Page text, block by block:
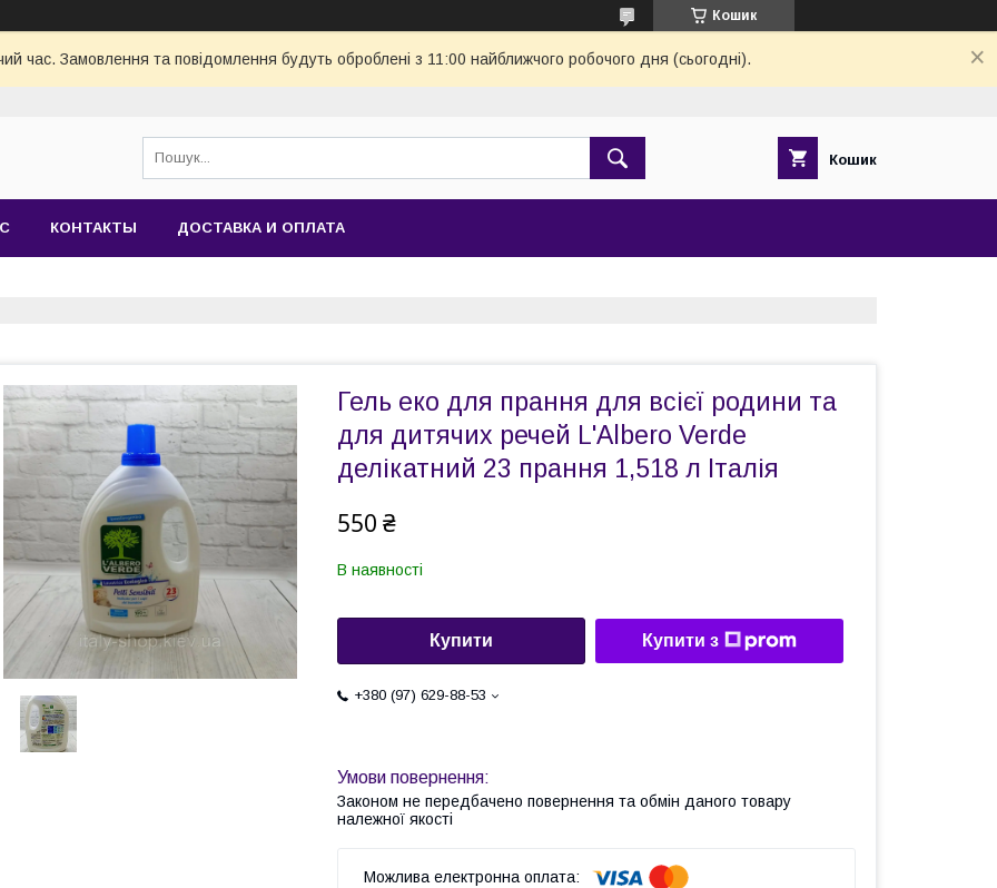
Кошик
час. Замовлення та повідомлення будуть оброблені з 11:00 найближчого робочого дня (сьогодні).
Кошик
КОНТАКТЫ ДОСТАВКА И ОПЛАТА
Гель еко для прання для всієї родини та
для дитячих речей L'Albero Verde
делікатний 23 прання 1,518 л Італія
550 ₴
В наявності
Купити Купити з
+380 (97) 629-88-53
Законом не передбачено повернення та обмін даного товару
належної якості